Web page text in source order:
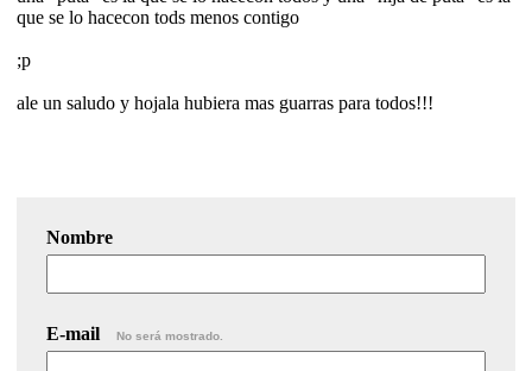
que se lo hacecon tods menos contigo
;p
ale un saludo y hojala hubiera mas guarras para todos!!!
Nombre
E-mail No será mostrado.